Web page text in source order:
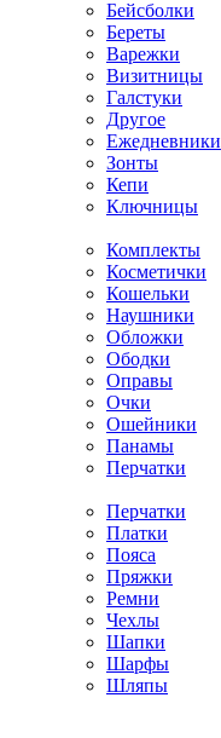
Бейсболки
Береты
Варежки
Визитницы
Галстуки
Другое
Ежедневники
Зонты
Кепи
Ключницы
Комплекты
Косметички
Кошельки
Наушники
Обложки
Ободки
Оправы
Очки
Ошейники
Панамы
Перчатки
Перчатки
Платки
Пояса
Пряжки
Ремни
Чехлы
Шапки
Шарфы
Шляпы